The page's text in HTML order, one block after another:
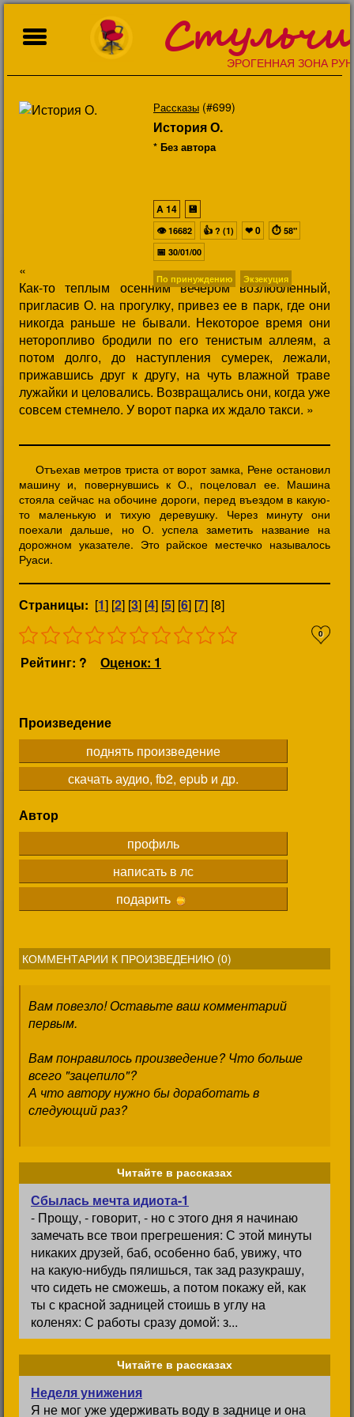
ЭРОГЕННАЯ ЗОНА
Рассказы (#699)
История О.
* Без автора
«
Как-то теплым осенним вечером возлюбленный,
пригласив О. на прогулку, привез ее в парк, где они
никогда раньше не бывали. Некоторое время они
неторопливо бродили по его тенистым аллеям, а
потом долго, до наступления сумерек, лежали,
прижавшись друг к другу, на чуть влажной траве
лужайки и целовались. Возвращались они, когда уже
совсем стемнело. У ворот парка их ждало такси. »
A14
💾
👁16682 👍 ? (1) ❤0 ⏱ 58"
📅 30/01/00
По принуждению Экзекуция
Отъехав метров триста от ворот замка, Рене остановил
машину и, повернувшись к О., поцеловал ее. Машина
стояла сейчас на обочине дороги, перед въездом в какую-
то маленькую и тихую деревушку. Через минуту они
поехали дальше, но О. успела заметить название на
дорожном указателе. Это райское местечко называлось
Руаси.
Страницы: [1] [2] [3] [4] [5] [6] [7] [8]
0
Рейтинг: ? Оценок: 1
Произведение
поднять произведение
скачать аудио, fb2, epub и др.
Автор
профиль
написать в лс
подарить
КОММЕНТАРИИ К ПРОИЗВЕДЕНИЮ (0)
Вам повезло! Оставьте ваш комментарий
первым.
Вам понравилось произведение? Что больше
всего "зацепило"?
А что автору нужно бы доработать в
следующий раз?
Читайте в рассказах
Сбылась мечта идиота-1
- Прощу, - говорит, - но с этого дня я начинаю
замечать все твои прегрешения: С этой минуты
никаких друзей, баб, особенно баб, увижу, что
на какую-нибудь пялишься, так зад разукрашу,
что сидеть не сможешь, а потом покажу ей, как
ты с красной задницей стоишь в углу на
коленях: С работы сразу домой: з...
Читайте в рассказах
Неделя унижения
Я не мог уже удерживать воду в заднице и она